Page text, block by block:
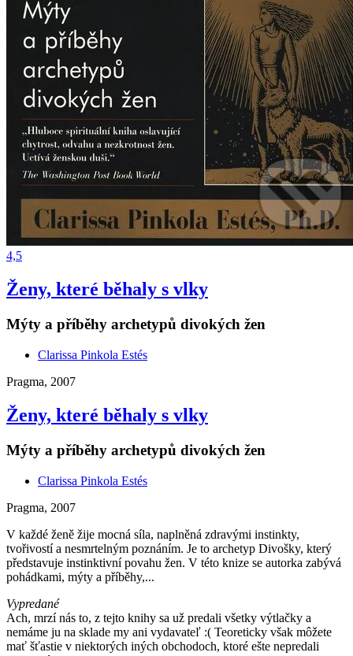
4,5
Ženy, které běhaly s vlky
Mýty a příběhy archetypů divokých žen
Clarissa Pinkola Estés
Pragma, 2007
Ženy, které běhaly s vlky
Mýty a příběhy archetypů divokých žen
Clarissa Pinkola Estés
Pragma, 2007
V každé ženě žije mocná síla, naplněná zdravými instinkty,
tvořivostí a nesmrtelným poznáním. Je to archetyp Divošky, který
představuje instinktivní povahu žen. V této knize se autorka zabývá
pohádkami, mýty a příběhy,...
Vypredané
Ach, mrzí nás to, z tejto knihy sa už predali všetky výtlačky a
nemáme ju na sklade my ani vydavateľ :( Teoreticky však môžete
mať šťastie v niektorých iných obchodoch, ktoré ešte nepredali